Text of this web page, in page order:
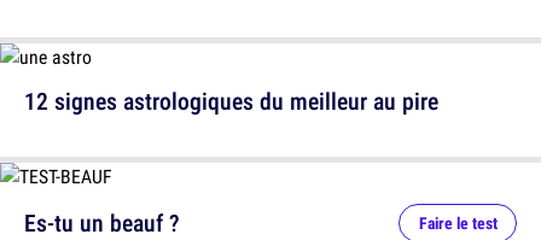
12 signes astrologiques du meilleur au pire
Es-tu un beauf ? Faire le test